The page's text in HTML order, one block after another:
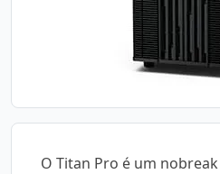
O Titan Pro é um